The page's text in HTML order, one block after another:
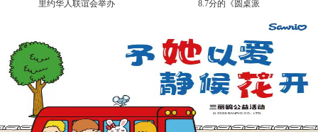
里约华人联谊会举办 8.7分的《圆桌派